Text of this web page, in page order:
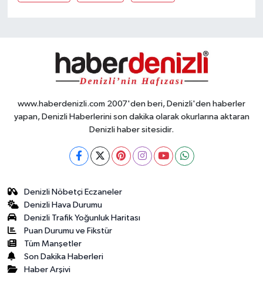
www.haberdenizli.com 2007'den beri, Denizli'den haberler
yapan, Denizli Haberlerini son dakika olarak okurlarına aktaran
Denizli haber sitesidir.
Denizli Nöbetçi Eczaneler
Denizli Hava Durumu
Denizli Trafik Yoğunluk Haritası
Puan Durumu ve Fikstür
Tüm Manşetler
Son Dakika Haberleri
Haber Arşivi